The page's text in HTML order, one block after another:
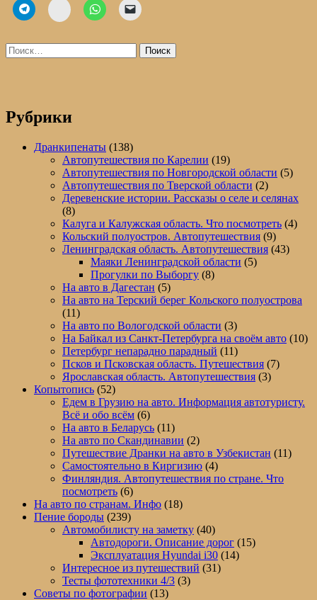
ВК
Найти:
Рубрики
Дранкипенаты (138)
Автопутешествия по Карелии (19)
Автопутешествия по Новгородской области (5)
Автопутешествия по Тверской области (2)
Деревенские истории. Рассказы о селе и селянах
(8)
Калуга и Калужская область. Что посмотреть (4)
Кольский полуостров. Автопутешествия (9)
Ленинградская область. Автопутешествия (43)
Маяки Ленинградской области (5)
Прогулки по Выборгу (8)
На авто в Дагестан (5)
На авто на Терский берег Кольского полуострова
(11)
На авто по Вологодской области (3)
На Байкал из Санкт-Петербурга на своём авто (10)
Петербург непарадно парадный (11)
Псков и Псковская область. Путешествия (7)
Ярославская область. Автопутешествия (3)
Копытопись (52)
Едем в Грузию на авто. Информация автотуристу.
Всё и обо всём (6)
На авто в Беларусь (11)
На авто по Скандинавии (2)
Путешествие Дранки на авто в Узбекистан (11)
Самостоятельно в Киргизию (4)
Финляндия. Автопутешествия по стране. Что
посмотреть (6)
На авто по странам. Инфо (18)
Пение бороды (239)
Автомобилисту на заметку (40)
Автодороги. Описание дорог (15)
Эксплуатация Hyundai i30 (14)
Интересное из путешествий (31)
Тесты фототехники 4/3 (3)
Советы по фотографии (13)